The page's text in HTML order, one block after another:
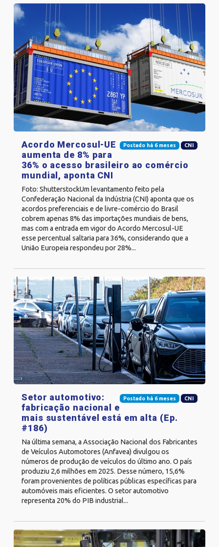
Postado há 6 meses CNI
Acordo Mercosul-UE
aumenta de 8% para
36% o acesso brasileiro ao comércio
mundial, aponta CNI
Foto: ShutterstockUm levantamento feito pela
Confederação Nacional da Indústria (CNI) aponta que os
acordos preferenciais e de livre-comércio do Brasil
cobrem apenas 8% das importações mundiais de bens,
mas com a entrada em vigor do Acordo Mercosul-UE
esse percentual saltaria para 36%, considerando que a
União Europeia respondeu por 28%...
Postado há 6 meses CNI
Setor automotivo:
fabricação nacional e
mais sustentável está em alta (Ep.
#186)
Na última semana, a Associação Nacional dos Fabricantes
de Veículos Automotores (Anfavea) divulgou os
números de produção de veículos do último ano. O país
produziu 2,6 milhões em 2025. Desse número, 15,6%
foram provenientes de políticas públicas específicas para
automóveis mais eficientes. O setor automotivo
representa 20% do PIB industrial...